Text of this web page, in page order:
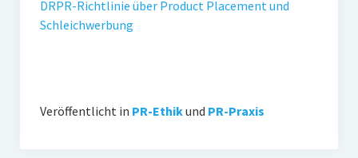
DRPR-Richtlinie über Product Placement und
Schleichwerbung
Veröffentlicht in PR-Ethikund PR-Praxis